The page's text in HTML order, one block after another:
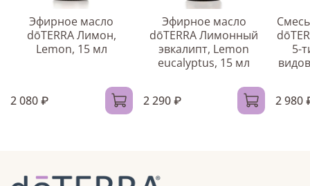
Эфирное масло
dōTERRA Лимон,
Lemon, 15 мл
2 080 ₽
Эфирное масло
dōTERRA Лимонный
эвкалипт, Lemon
eucalyptus, 15 мл
2 290 ₽
5-
2 980